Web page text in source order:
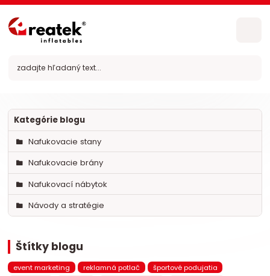
Kategórie blogu
Nafukovacie stany
Nafukovacie brány
Nafukovací nábytok
Návody a stratégie
Štítky blogu
event marketing reklamná potlač
športové podujatia